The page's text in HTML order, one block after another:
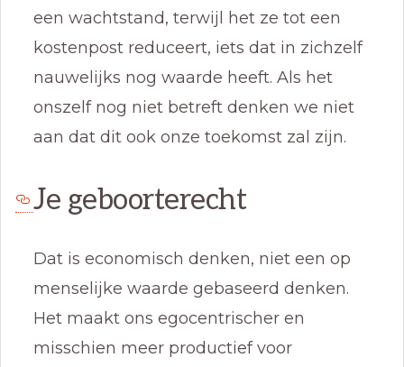
een wachtstand, terwijl het ze tot een
kostenpost reduceert, iets dat in zichzelf
nauwelijks nog waarde heeft. Als het
onszelf nog niet betreft denken we niet
aan dat dit ook onze toekomst zal zijn.
Je geboorterecht
Dat is economisch denken, niet een op
menselijke waarde gebaseerd denken.
Het maakt ons egocentrischer en
misschien meer productief voor